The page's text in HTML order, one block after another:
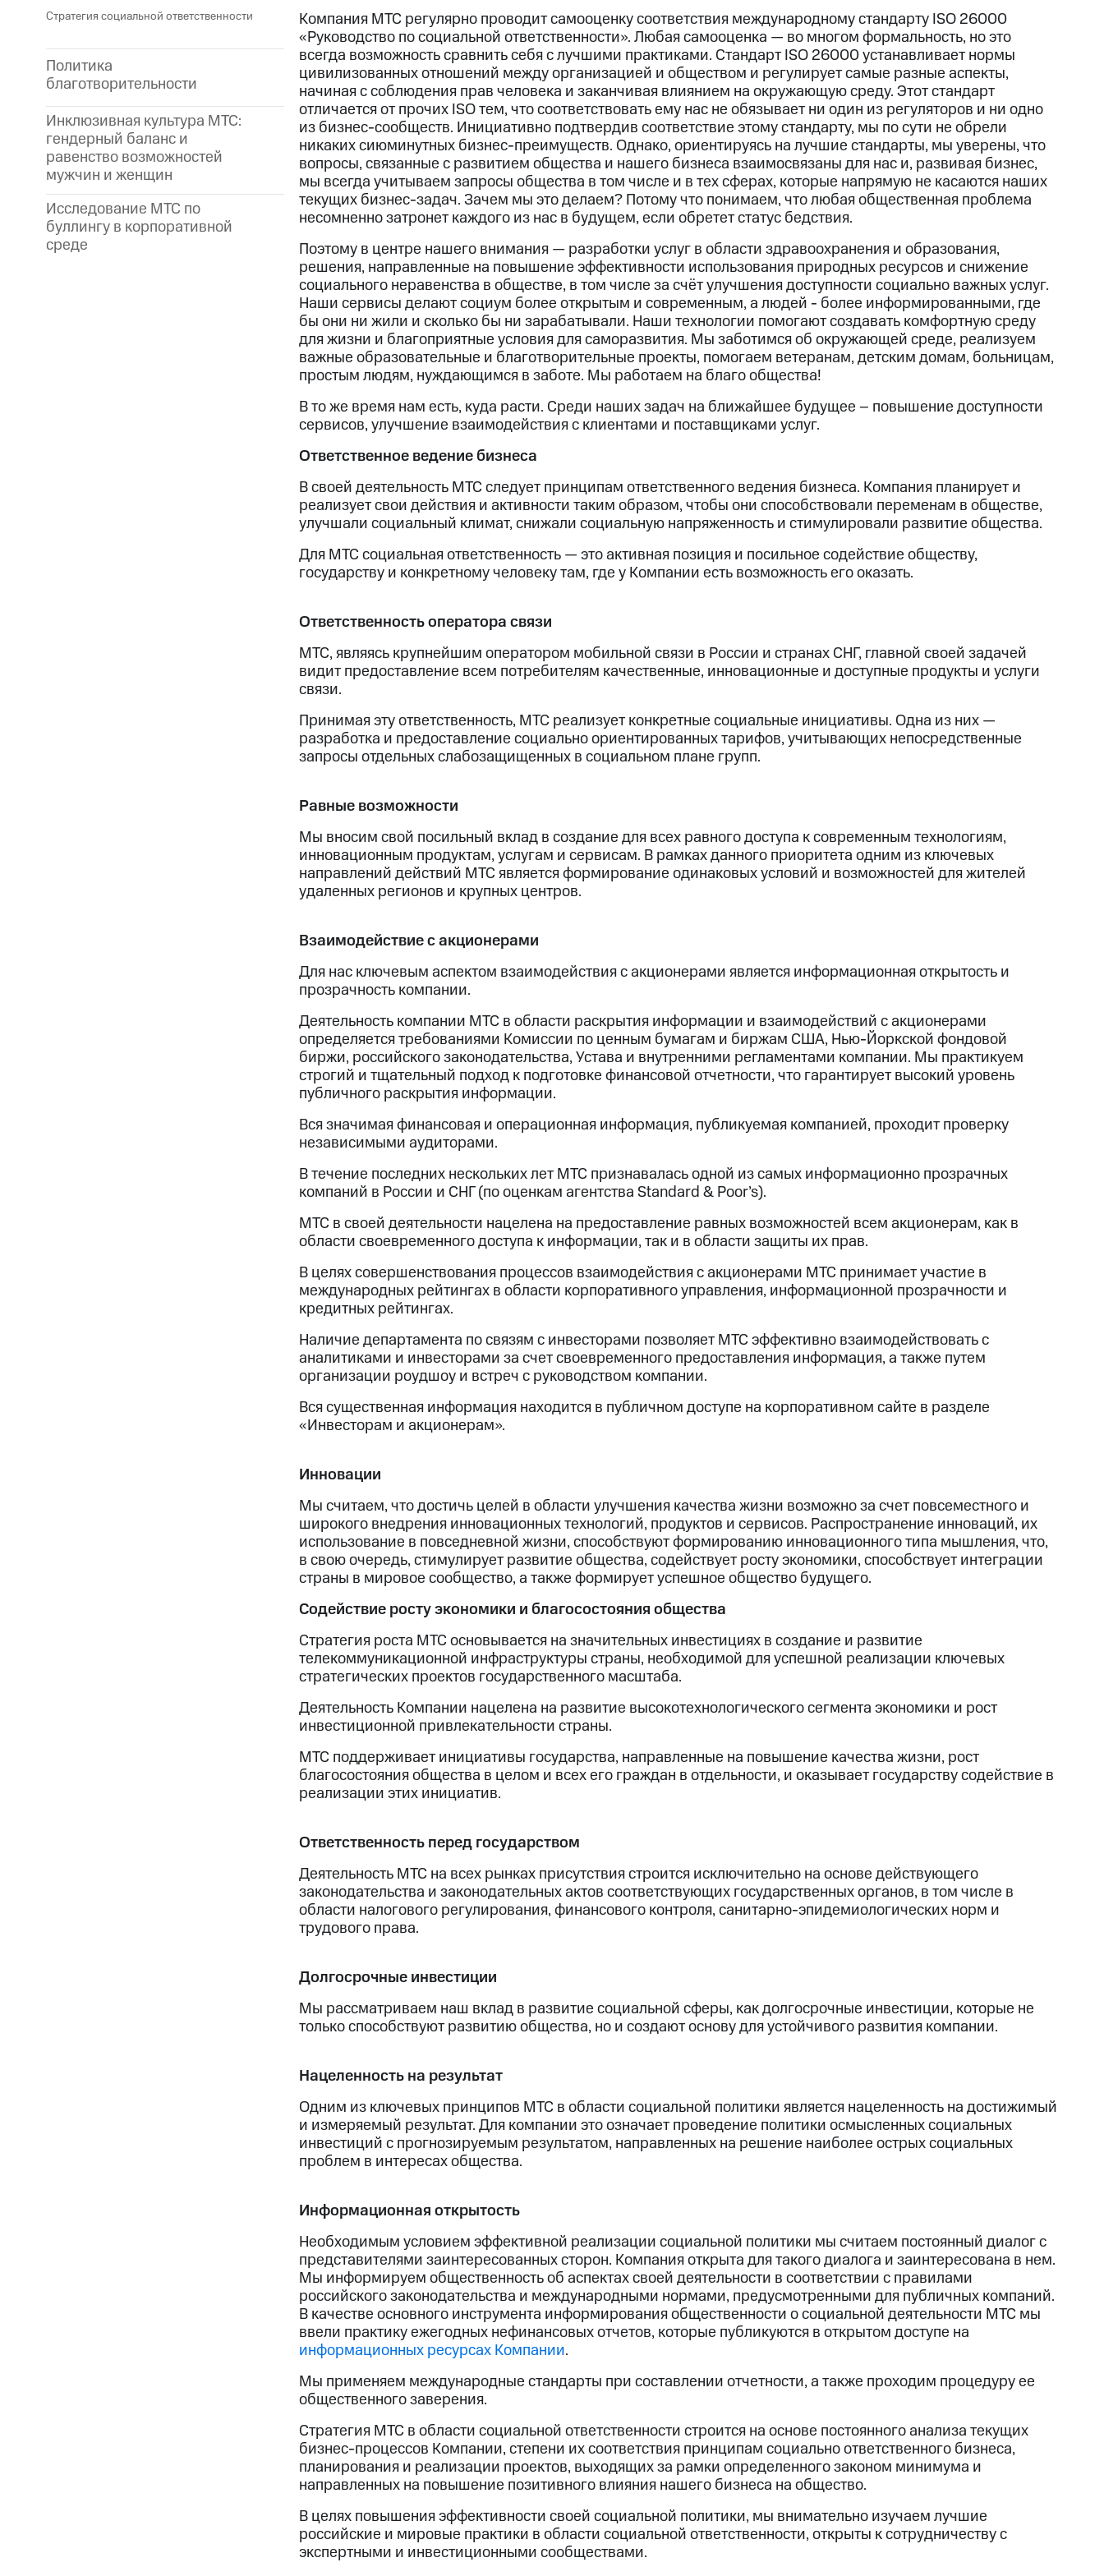
Стратегия социальной ответственности
Политика
благотворительности
Инклюзивная культура МТС:
гендерный баланс и
равенство возможностей
мужчин и женщин
Исследование МТС по
буллингу в корпоративной
среде
Компания МТС регулярно проводит самооценку соответствия международному стандарту ISO 26000
«Руководство по социальной ответственности». Любая самооценка — во многом формальность, но это
всегда возможность сравнить себя с лучшими практиками. Стандарт ISO 26000 устанавливает нормы
цивилизованных отношений между организацией и обществом и регулирует самые разные аспекты,
начиная с соблюдения прав человека и заканчивая влиянием на окружающую среду. Этот стандарт
отличается от прочих ISO тем, что соответствовать ему нас не обязывает ни один из регуляторов и ни одно
из бизнес-сообществ. Инициативно подтвердив соответствие этому стандарту, мы по сути не обрели
никаких сиюминутных бизнес-преимуществ. Однако, ориентируясь на лучшие стандарты, мы уверены, что
вопросы, связанные с развитием общества и нашего бизнеса взаимосвязаны для нас и, развивая бизнес,
мы всегда учитываем запросы общества в том числе и в тех сферах, которые напрямую не касаются наших
текущих бизнес-задач. Зачем мы это делаем? Потому что понимаем, что любая общественная проблема
несомненно затронет каждого из нас в будущем, если обретет статус бедствия.
Поэтому в центре нашего внимания — разработки услуг в области здравоохранения и образования,
решения, направленные на повышение эффективности использования природных ресурсов и снижение
социального неравенства в обществе, в том числе за счёт улучшения доступности социально важных услуг.
Наши сервисы делают социум более открытым и современным, а людей - более информированными, где
бы они ни жили и сколько бы ни зарабатывали. Наши технологии помогают создавать комфортную среду
для жизни и благоприятные условия для саморазвития. Мы заботимся об окружающей среде, реализуем
важные образовательные и благотворительные проекты, помогаем ветеранам, детским домам, больницам,
простым людям, нуждающимся в заботе. Мы работаем на благо общества!
В то же время нам есть, куда расти. Среди наших задач на ближайшее будущее – повышение доступности
сервисов, улучшение взаимодействия с клиентами и поставщиками услуг.
Ответственное ведение бизнеса
В своей деятельность МТС следует принципам ответственного ведения бизнеса. Компания планирует и
реализует свои действия и активности таким образом, чтобы они способствовали переменам в обществе,
улучшали социальный климат, снижали социальную напряженность и стимулировали развитие общества.
Для МТС социальная ответственность — это активная позиция и посильное содействие обществу,
государству и конкретному человеку там, где у Компании есть возможность его оказать.
Ответственность оператора связи
МТС, являясь крупнейшим оператором мобильной связи в России и странах СНГ, главной своей задачей
видит предоставление всем потребителям качественные, инновационные и доступные продукты и услуги
связи.
Принимая эту ответственность, МТС реализует конкретные социальные инициативы. Одна из них —
разработка и предоставление социально ориентированных тарифов, учитывающих непосредственные
запросы отдельных слабозащищенных в социальном плане групп.
Равные возможности
Мы вносим свой посильный вклад в создание для всех равного доступа к современным технологиям,
инновационным продуктам, услугам и сервисам. В рамках данного приоритета одним из ключевых
направлений действий МТС является формирование одинаковых условий и возможностей для жителей
удаленных регионов и крупных центров.
Взаимодействие с акционерами
Для нас ключевым аспектом взаимодействия с акционерами является информационная открытость и
прозрачность компании.
Деятельность компании МТС в области раскрытия информации и взаимодействий с акционерами
определяется требованиями Комиссии по ценным бумагам и биржам США, Нью-Йоркской фондовой
биржи, российского законодательства, Устава и внутренними регламентами компании. Мы практикуем
строгий и тщательный подход к подготовке финансовой отчетности, что гарантирует высокий уровень
публичного раскрытия информации.
Вся значимая финансовая и операционная информация, публикуемая компанией, проходит проверку
независимыми аудиторами.
В течение последних нескольких лет МТС признавалась одной из самых информационно прозрачных
компаний в России и СНГ (по оценкам агентства Standard & Poor’s).
МТС в своей деятельности нацелена на предоставление равных возможностей всем акционерам, как в
области своевременного доступа к информации, так и в области защиты их прав.
В целях совершенствования процессов взаимодействия с акционерами МТС принимает участие в
международных рейтингах в области корпоративного управления, информационной прозрачности и
кредитных рейтингах.
Наличие департамента по связям с инвесторами позволяет МТС эффективно взаимодействовать с
аналитиками и инвесторами за счет своевременного предоставления информация, а также путем
организации роудшоу и встреч с руководством компании.
Вся существенная информация находится в публичном доступе на корпоративном сайте в разделе
«Инвесторам и акционерам».
Инновации
Мы считаем, что достичь целей в области улучшения качества жизни возможно за счет повсеместного и
широкого внедрения инновационных технологий, продуктов и сервисов. Распространение инноваций, их
использование в повседневной жизни, способствуют формированию инновационного типа мышления, что,
в свою очередь, стимулирует развитие общества, содействует росту экономики, способствует интеграции
страны в мировое сообщество, а также формирует успешное общество будущего.
Содействие росту экономики и благосостояния общества
Стратегия роста МТС основывается на значительных инвестициях в создание и развитие
телекоммуникационной инфраструктуры страны, необходимой для успешной реализации ключевых
стратегических проектов государственного масштаба.
Деятельность Компании нацелена на развитие высокотехнологического сегмента экономики и рост
инвестиционной привлекательности страны.
МТС поддерживает инициативы государства, направленные на повышение качества жизни, рост
благосостояния общества в целом и всех его граждан в отдельности, и оказывает государству содействие в
реализации этих инициатив.
Ответственность перед государством
Деятельность МТС на всех рынках присутствия строится исключительно на основе действующего
законодательства и законодательных актов соответствующих государственных органов, в том числе в
области налогового регулирования, финансового контроля, санитарно-эпидемиологических норм и
трудового права.
Долгосрочные инвестиции
Мы рассматриваем наш вклад в развитие социальной сферы, как долгосрочные инвестиции, которые не
только способствуют развитию общества, но и создают основу для устойчивого развития компании.
Нацеленность на результат
Одним из ключевых принципов МТС в области социальной политики является нацеленность на достижимый
и измеряемый результат. Для компании это означает проведение политики осмысленных социальных
инвестиций с прогнозируемым результатом, направленных на решение наиболее острых социальных
проблем в интересах общества.
Информационная открытость
Необходимым условием эффективной реализации социальной политики мы считаем постоянный диалог с
представителями заинтересованных сторон. Компания открыта для такого диалога и заинтересована в нем.
Мы информируем общественность об аспектах своей деятельности в соответствии с правилами
российского законодательства и международными нормами, предусмотренными для публичных компаний.
В качестве основного инструмента информирования общественности о социальной деятельности МТС мы
ввели практику ежегодных нефинансовых отчетов, которые публикуются в открытом доступе на
информационных ресурсах Компании.
Мы применяем международные стандарты при составлении отчетности, а также проходим процедуру ее
общественного заверения.
Стратегия МТС в области социальной ответственности строится на основе постоянного анализа текущих
бизнес-процессов Компании, степени их соответствия принципам социально ответственного бизнеса,
планирования и реализации проектов, выходящих за рамки определенного законом минимума и
направленных на повышение позитивного влияния нашего бизнеса на общество.
В целях повышения эффективности своей социальной политики, мы внимательно изучаем лучшие
российские и мировые практики в области социальной ответственности, открыты к сотрудничеству с
экспертными и инвестиционными сообществами.